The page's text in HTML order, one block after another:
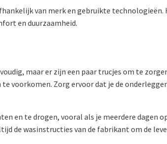
van merk en gebruikte technologieën.
en duurzaamheid.
maar er zijn een paar trucjes om te
voorkomen. Zorg ervoor dat je de
en te drogen, vooral als je meerdere dagen
de wasinstructies van de fabrikant om de